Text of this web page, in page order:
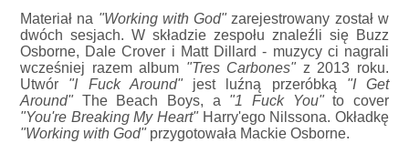
Materiał na "Working with God" zarejestrowany został w
dwóch sesjach. W składzie zespołu znaleźli się Buzz
Osborne, Dale Crover i Matt Dillard - muzycy ci nagrali
wcześniej razem album "Tres Carbones" z 2013 roku.
Utwór "I Fuck Around"jest luźną przeróbką "I Get
Around" The Beach Boys, a "1 Fuck You"to cover
"You're Breaking My Heart" Harry'ego Nilssona. Okładkę
"Working with God" przygotowała Mackie Osborne.